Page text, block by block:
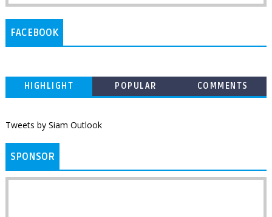
FACEBOOK
HIGHLIGHT POPULAR COMMENTS
Tweets by Siam Outlook
SPONSOR